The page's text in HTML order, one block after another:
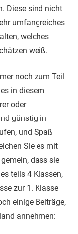
Diese sind nicht
umfangreiches
welches
weiß.
noch zum Teil
in diesem
oder
günstig in
und Spaß
Sie es mit
dass sie
teils 4 Klassen,
zur 1. Klasse
einige Beiträge,
annehmen: